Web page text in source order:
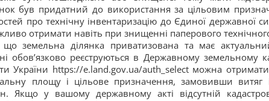
був придатний до використання за цільовим
про технічну інвентаризацію до Єдиної державної
отримати навіть при знищенні паперового
що земельна ділянка приватизована та має
обов’язково реєструються в Державному земельному
України https://e.land.gov.ua/auth_select можна
площу і цільове призначення, замовивши витяг
Якщо у вашому державному акті відсутній